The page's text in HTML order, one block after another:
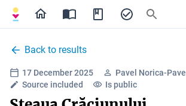
Back to results
17 December 2025
Pavel Norica-Pavel
Source included
Is public